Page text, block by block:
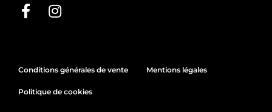
Conditions générales de vente Mentions légales
Politique de cookies